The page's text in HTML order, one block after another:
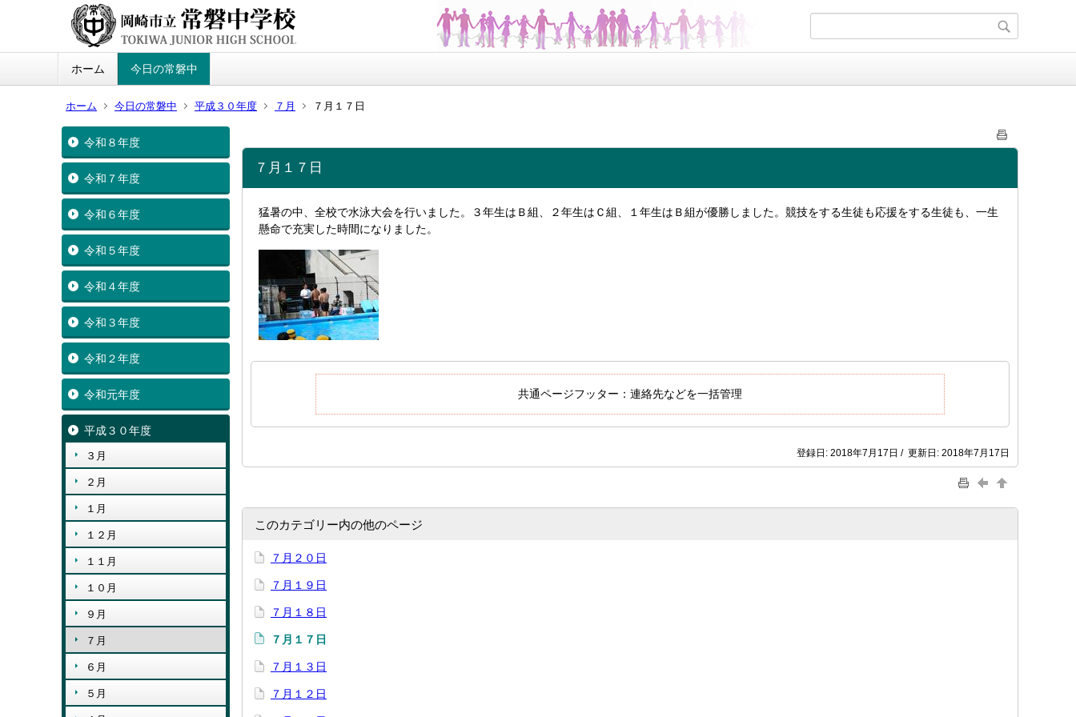
ホーム 今日の常磐中
ホーム 今日の常磐中 平成３０年度 ７月 ７月１７日
令和８年度
令和７年度
令和６年度
令和５年度
令和４年度
令和３年度
令和２年度
令和元年度
平成３０年度
３月
２月
１月
１２月
１１月
１０月
９月
７月
６月
５月
７月１７日
猛暑の中、全校で水泳大会を行いました。３年生はＢ組、２年生はＣ組、１年生はＢ組が優勝しました。競技をする生徒も応援をする生徒も、一生
懸命で充実した時間になりました。
共通ページフッター：連絡先などを一括管理
登録日: 2018年7月17日 / 更新日: 2018年7月17日
このカテゴリー内の他のページ
７月２０日
７月１９日
７月１８日
７月１７日
７月１３日
７月１２日